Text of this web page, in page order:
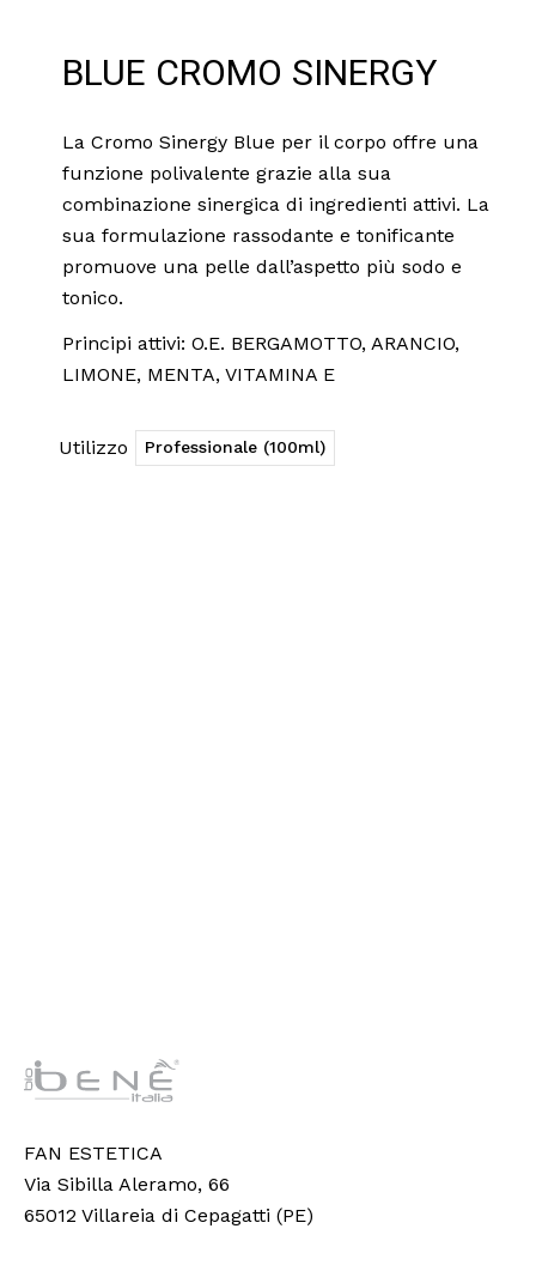
BLUE CROMO SINERGY
La Cromo Sinergy Blue per il corpo offre una
funzione polivalente grazie alla sua
combinazione sinergica di ingredienti attivi. La
sua formulazione rassodante e tonificante
promuove una pelle dall’aspetto più sodo e
tonico.
Principi attivi: O.E. BERGAMOTTO, ARANCIO,
LIMONE, MENTA, VITAMINA E
Utilizzo Professionale (100ml)
FAN ESTETICA
Via Sibilla Aleramo, 66
65012 Villareia di Cepagatti (PE)